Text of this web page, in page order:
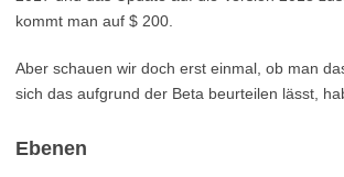
kommt man auf $ 200.
Aber schauen wir doch erst einmal, ob man
sich das aufgrund der Beta beurteilen lässt,
Ebenen